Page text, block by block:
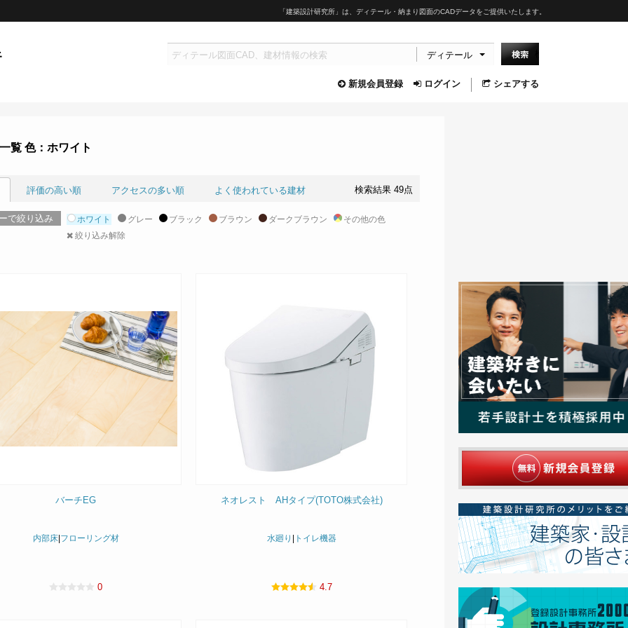
「建築設計研究所」は、ディテール・納まり図面のCADデータをご提供いたします。
ディテール
新規会員登録 ログイン シェアする
覧 色：ホワイト
評価の高い順 アクセスの多い順 よく使われている建材 検索結果 49点
で絞り込み ホワイト グレー ブラック ブラウン ダークブラウン
その他の色
絞り込み解除
バーチEG
内部床|フローリング材
0
ネオレスト AHタイプ(TOTO株式会社)
水廻り | トイレ機器
4.7